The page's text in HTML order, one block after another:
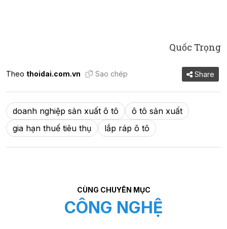
Quốc Trọng
Theo thoidai.com.vn Sao chép Share
doanh nghiệp sản xuất ô tô
ô tô sản xuất
gia hạn thuế tiêu thụ
lắp ráp ô tô
CÙNG CHUYÊN MỤC
CÔNG NGHỆ